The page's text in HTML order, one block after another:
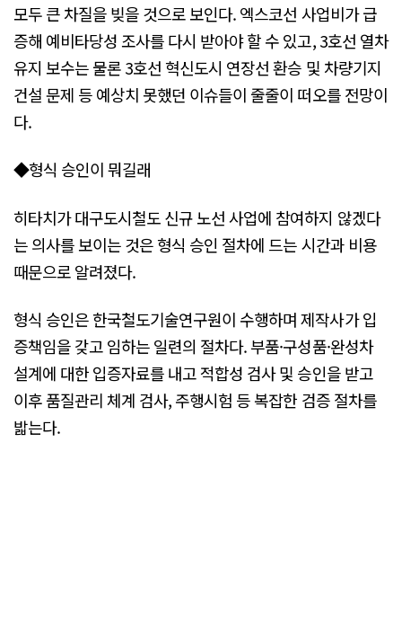
모두 큰 차질을 빚을 것으로 보인다. 엑스코선 사업비가 급
증해 예비타당성 조사를 다시 받아야 할 수 있고, 3호선 열차
유지 보수는 물론 3호선 혁신도시 연장선 환승 및 차량기지
건설 문제 등 예상치 못했던 이슈들이 줄줄이 떠오를 전망이
다.
◆형식 승인이 뭐길래
히타치가 대구도시철도 신규 노선 사업에 참여하지 않겠다
는 의사를 보이는 것은 형식 승인 절차에 드는 시간과 비용
때문으로 알려졌다.
형식 승인은 한국철도기술연구원이 수행하며 제작사가 입
증책임을 갖고 임하는 일련의 절차다. 부품·구성품·완성차
설계에 대한 입증자료를 내고 적합성 검사 및 승인을 받고
이후 품질관리 체계 검사, 주행시험 등 복잡한 검증 절차를
밟는다.